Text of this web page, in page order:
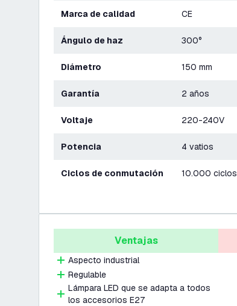
Marca de calidad CE
Ángulo de haz 300°
Diámetro 150 mm
Garantía 2 años
Voltaje 220-240V
Potencia 4 vatios
Ciclos de conmutación 10.000 ciclos
Ventajas
Aspecto industrial
Regulable
Lámpara LED que se adapta a todos
los accesorios E27